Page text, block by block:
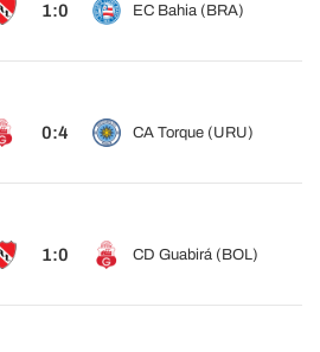
1:0 EC Bahia (BRA)
0:4 CA Torque (URU)
1:0 CD Guabirá (BOL)